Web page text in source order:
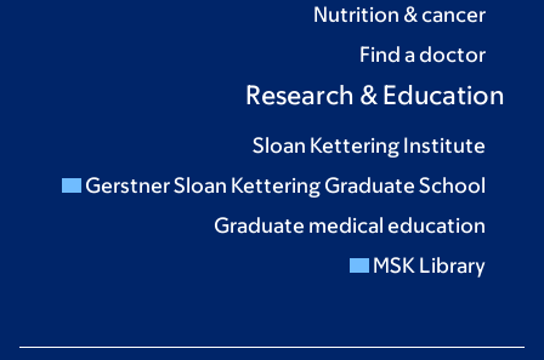
Nutrition & cancer
Find a doctor
Research & Education
Sloan Kettering Institute
Gerstner Sloan Kettering Graduate School
Graduate medical education
MSK Library